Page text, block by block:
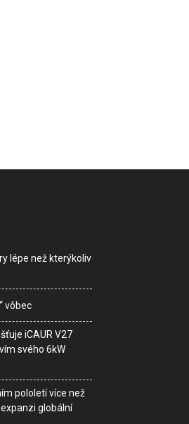
lépe než kterýkoliv
vôbec
iCAUR V27
svého 6kW
pololetí více než
globální